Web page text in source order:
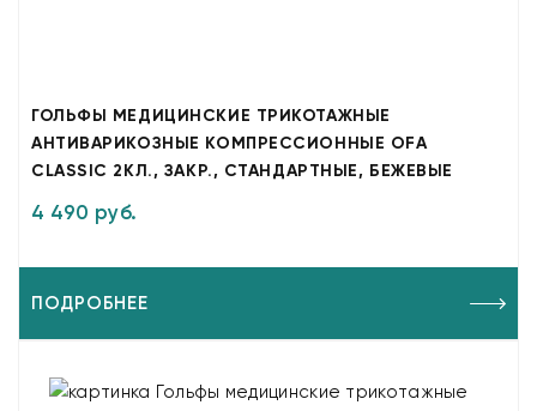
ГОЛЬФЫ МЕДИЦИНСКИЕ ТРИКОТАЖНЫЕ
АНТИВАРИКОЗНЫЕ КОМПРЕССИОННЫЕ OFA
CLASSIC 2КЛ., ЗАКР., СТАНДАРТНЫЕ, БЕЖЕВЫЕ
4 490 руб.
ПОДРОБНЕЕ